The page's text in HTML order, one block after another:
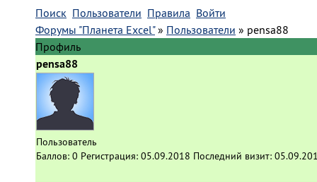
Поиск Пользователи Правила Войти
Форумы "Планета Excel" » Пользователи » pensa88
Профиль
pensa88
Пользователь
Баллов: 0 Регистрация: 05.09.2018 Последний визит: